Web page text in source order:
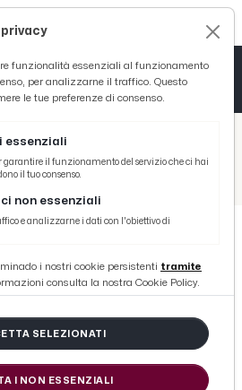
/ Picenotime
Stampa
del Tronto, Acciarri: “I tempi di vestizione saranno pagati”
Ascoli
del Tronto,
di vestizione
funzionalità essenziali al funzionamento
per analizzarne il traffico. Questo
le tue preferenze di consenso.
essenziali
garantire il funzionamento del servizio che ci hai
il tuo consenso.
non essenziali
e analizzarne i dati con l'obiettivo di
i nostri cookie persistenti tramite
consulta la nostra Cookie Policy.
SELEZIONATI
I NON ESSENZIALI